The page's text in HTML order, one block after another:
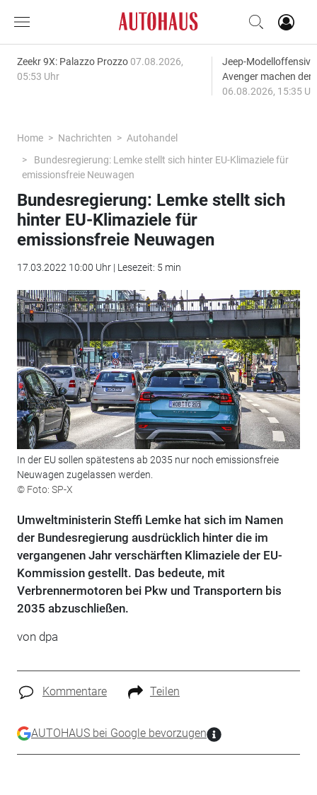
Zeekr 9X: Palazzo Prozzo 07.08.2026,
05:53 Uhr
Jeep-
Avenger machen
06.08.2026, 15:35
Home Nachrichten
Autohandel
Bundesregierung: Lemke stellt sich hinter EU-Klimaziele für
emissionsfreie Neuwagen
Bundesregierung: Lemke stellt sich
hinter EU-Klimaziele für
emissionsfreie Neuwagen
17.03.2022 10:00 Uhr | Lesezeit: 5 min
In der EU sollen spätestens ab 2035 nur noch emissionsfreie
Neuwagen zugelassen werden.
© Foto: SP-X
Umweltministerin Steffi Lemke hat sich im Namen
der Bundesregierung ausdrücklich hinter die im
vergangenen Jahr verschärften Klimaziele der EU-
Kommission gestellt. Das bedeute, mit
Verbrennermotoren bei Pkw und Transportern bis
2035 abzuschließen.
von dpa
Kommentare Teilen
AUTOHAUS bei Google bevorzugen